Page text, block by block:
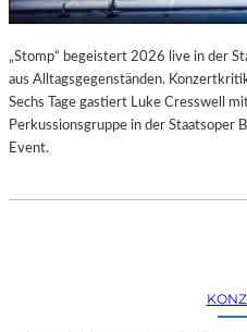
„Stomp“ begeistert 2026 live in der
aus Alltagsgegenständen.
Sechs Tage gastiert Luke Cresswell
Perkussionsgruppe in der Staatsoper
Event.